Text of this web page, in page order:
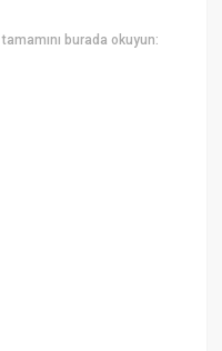
tamamını burada okuyun: